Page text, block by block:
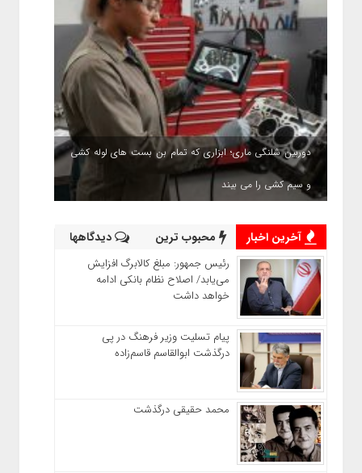
دوربین شلنگی ماری؛ ابزاری که تمام بن بست های لوله کشی
و سیم کشی را می بیند
آخرین اخبار محبوب ترین دیدگاهها
رئیس‌ جمهور: مبلغ کالابرگ افزایش
می‌یابد/ اصلاح نظام بانکی ادامه
خواهد داشت
پیام تسلیت وزیر فرهنگ در پی
درگذشت ابوالقاسم قاسم‌زاده
محمد حقیقی درگذشت